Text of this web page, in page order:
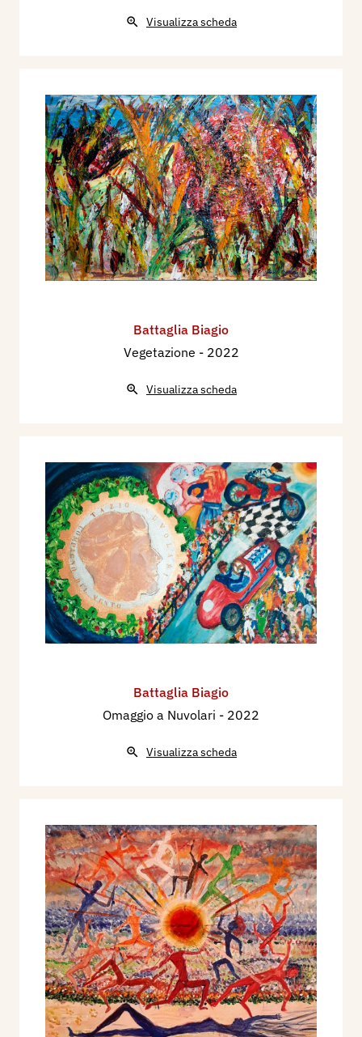
Visualizza scheda
Battaglia Biagio
Vegetazione - 2022
Visualizza scheda
Battaglia Biagio
Omaggio a Nuvolari - 2022
Visualizza scheda